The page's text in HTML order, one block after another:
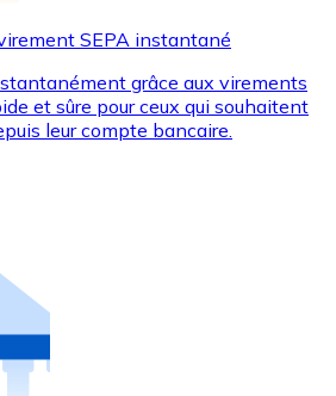
SEPA instantané
grâce aux virements
et sûre pour ceux qui souhaitent
leur compte bancaire.